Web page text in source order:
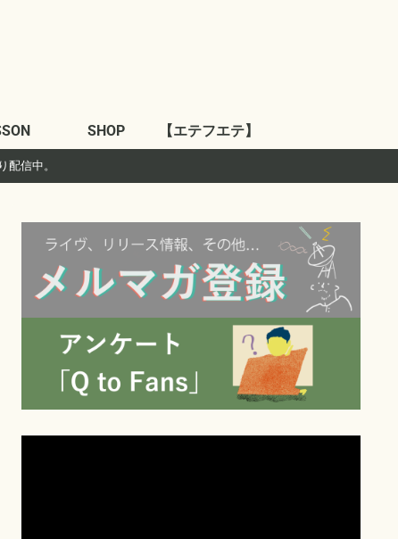
SHOP 【エテフエテ】
配信中。